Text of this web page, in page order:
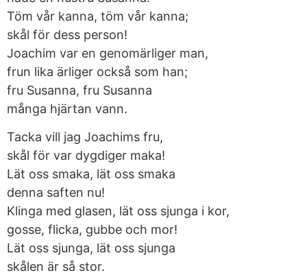
Töm vår kanna, töm vår kanna;
skål för dess person!
Joachim var en genomärliger man,
frun lika ärliger också som han;
fru Susanna, fru Susanna
många hjärtan vann.
Tacka vill jag Joachims fru,
skål för var dygdiger maka!
Lät oss smaka, lät oss smaka
denna saften nu!
Klinga med glasen, lät oss sjunga i kor,
gosse, flicka, gubbe och mor!
Lät oss sjunga, lät oss sjunga
skålen är så stor.